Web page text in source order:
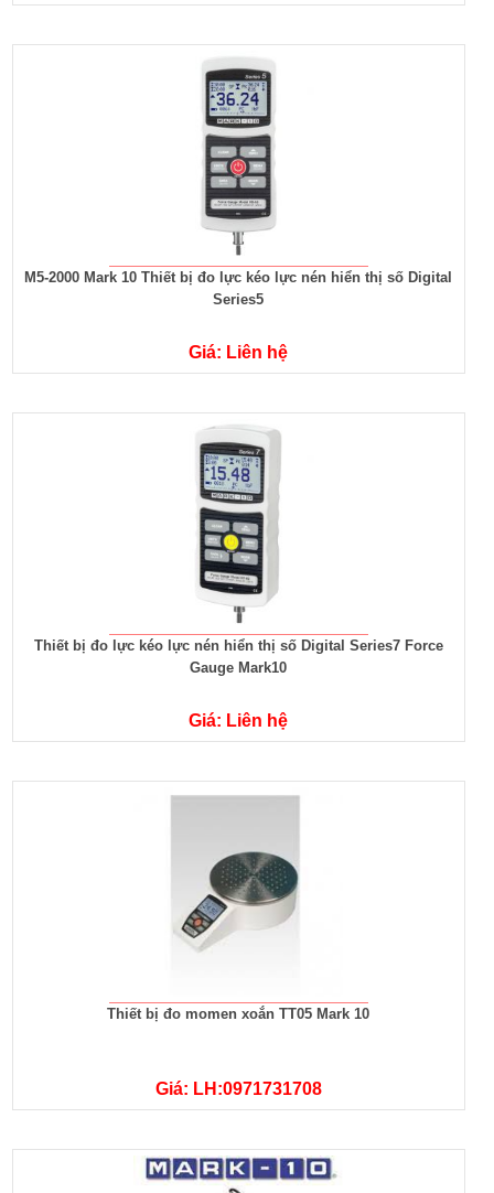
M5-2000 Mark 10 Thiết bị đo lực kéo lực nén hiển thị số Digital
Series5
Giá: Liên hệ
Thiết bị đo lực kéo lực nén hiển thị số Digital Series7 Force
Gauge Mark10
Giá: Liên hệ
Thiết bị đo momen xoắn TT05 Mark 10
Giá: LH:0971731708